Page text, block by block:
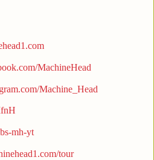
MachineHead
Machine_Head
mh-yt
tour